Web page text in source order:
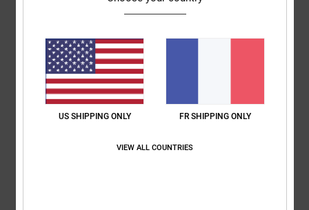
: 5/5 Rapport qualité / prix
: 5/5
Je recommande ce produit
US SHIPPING ONLY FR SHIPPING ONLY
VIEW ALL COUNTRIES